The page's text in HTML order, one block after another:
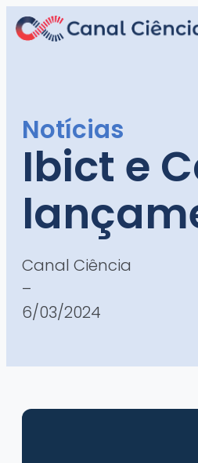
Pular
para
Notícias
Ibict e
Canal Ciência
–
6/03/2024